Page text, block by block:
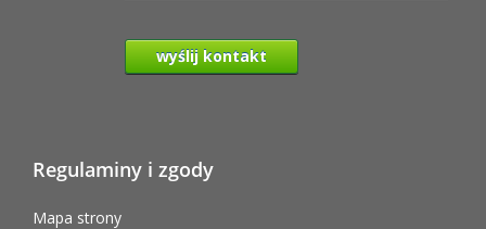
wyślij kontakt
Regulaminy i zgody
Mapa strony